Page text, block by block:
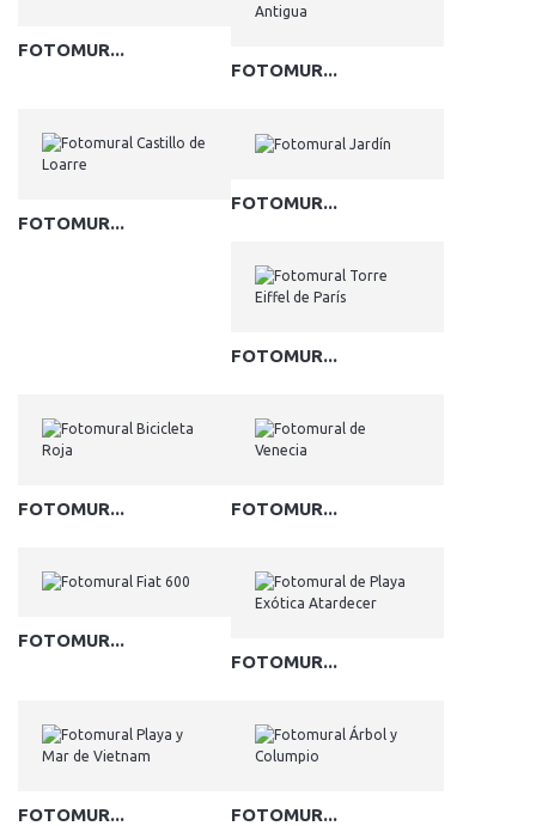
FOTOMUR...
FOTOMUR...
FOTOMUR...
FOTOMUR...
FOTOMUR...
FOTOMUR... FOTOMUR...
FOTOMUR...
FOTOMUR...
FOTOMUR... FOTOMUR...